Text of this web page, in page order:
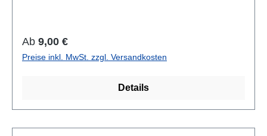
Regulärer Preis:
Ab 9,00 €
Preise inkl. MwSt. zzgl. Versandkosten
Details